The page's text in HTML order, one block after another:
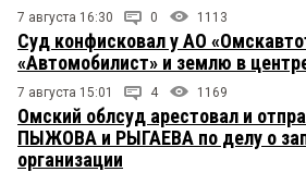
7 августа 16:30 0 1113
Суд конфисковал у АО
«Автомобилист» и землю в
7 августа 15:01 4 1169
Омский облсуд арестовал и
ПЫЖОВА и РЫГАЕВА по делу о
организации